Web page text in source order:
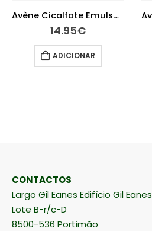
Avène Cicalfate Emulsão 40 ml
14.95€
ADICIONAR
CONTACTOS
Largo Gil Eanes Edifício Gil Eanes
Lote B-r/c-D
8500-536 Portimão